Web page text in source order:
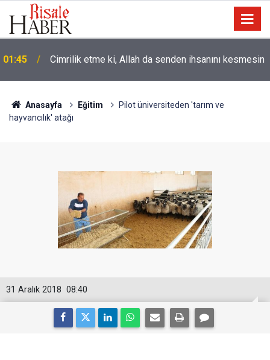
01:45 Cimrilik etme ki, Allah da senden ihsanını kesmesin
Anasayfa Eğitim
Pilot üniversiteden 'tarım ve
hayvancılık' atağı
08:40
31 Aralık 2018